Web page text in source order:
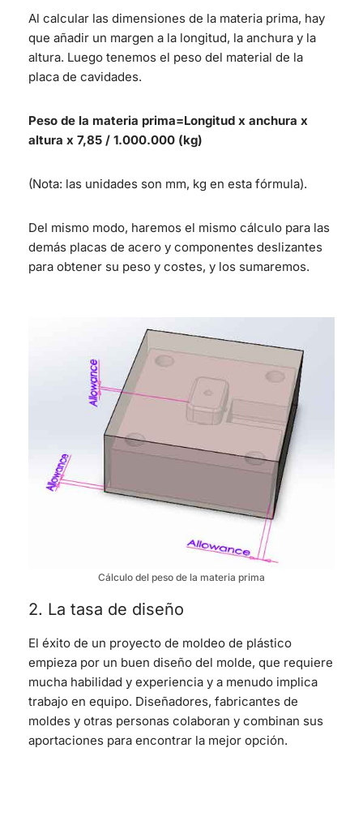
Al calcular las dimensiones de la materia prima, hay
que añadir un margen a la longitud, la anchura y la
altura. Luego tenemos el peso del material de la
placa de cavidades.
Peso de la materia prima=Longitud x anchura x
altura x 7,85 / 1.000.000 (kg)
(Nota: las unidades son mm, kg en esta fórmula).
Del mismo modo, haremos el mismo cálculo para las
demás placas de acero y componentes deslizantes
para obtener su peso y costes, y los sumaremos.
Cálculo del peso de la materia prima
2. La tasa de diseño
El éxito de un proyecto de moldeo de plástico
empieza por un buen diseño del molde, que requiere
mucha habilidad y experiencia y a menudo implica
trabajo en equipo. Diseñadores, fabricantes de
moldes y otras personas colaboran y combinan sus
aportaciones para encontrar la mejor opción.